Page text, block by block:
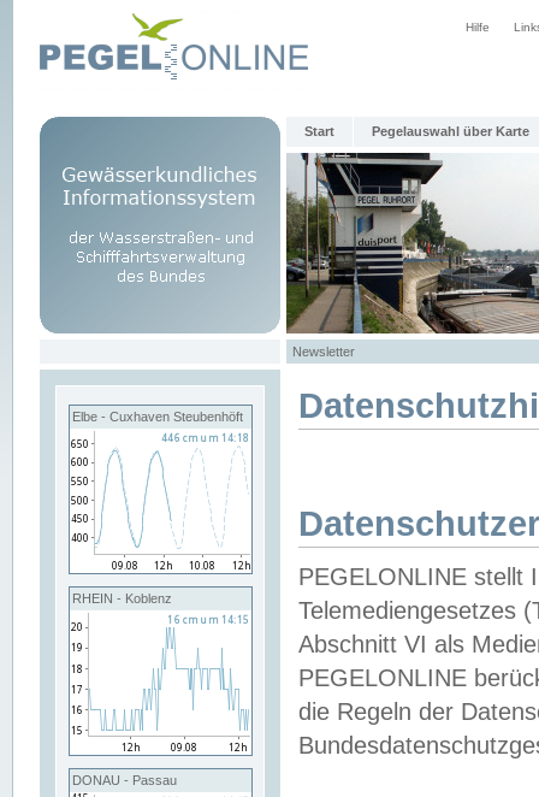
Hilfe
Start Pegelauswahl über Karte
Newsletter
Elbe - Cuxhaven Steubenhöft
RHEIN - Koblenz
DONAU - Passau
PEGELONLINE stellt
Telemediengesetzes
Abschnitt VI als
PEGELONLINE
die Regeln der